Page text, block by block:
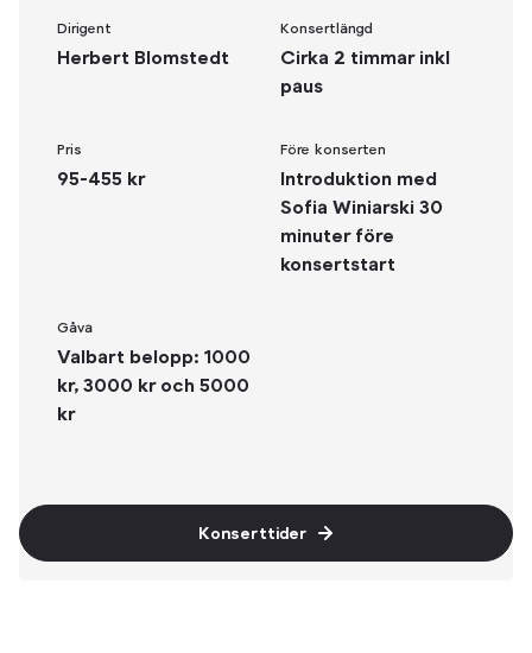
Dirigent
Herbert Blomstedt
Konsertlängd
Cirka 2 timmar inkl
paus
Pris
95-455 kr
Före konserten
Introduktion med
Sofia Winiarski 30
minuter före
konsertstart
Gåva
Valbart belopp: 1000
kr, 3000 kr och 5000
kr
Konserttider